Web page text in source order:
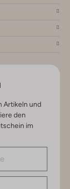
Artikeln und
den
im